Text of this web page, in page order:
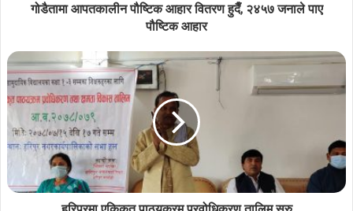
गोडैतामा आपतकालीन पौष्टिक आहार वितरण हुदैँ, २४५७ जनाले पाए
पौष्टिक आहार